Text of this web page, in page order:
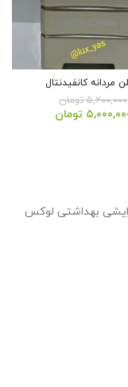
مردانه کانفیدنتال
۵,۲۰۰,۰۰۰ تومان
تومان
پاوه، نوسود بازارچه مرزی غرفه 9، آرایشی بهداشتی لوکس